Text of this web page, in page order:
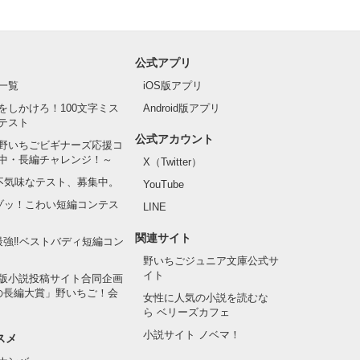
覧
しかけろ！100文字ミス
スト
いちごビギナーズ応援コ
・長編チャレンジ！～
味なテスト、募集中。
ッ！こわい短編コンテス
強‼ベストバディ短編コン
小説投稿サイト合同企画
長編大賞」野いちご！会
メ
公式アプリ
iOS版アプリ
Android版アプリ
公式アカウント
X（Twitter）
YouTube
LINE
関連サイト
野いちごジュニア文庫公式サ
イト
女性に人気の小説を読むな
ら ベリーズカフェ
小説サイト ノベマ！